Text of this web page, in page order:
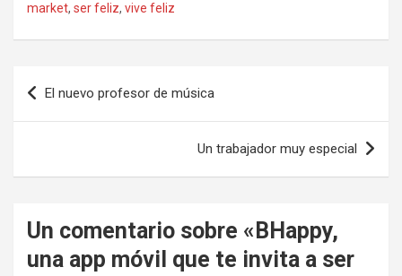
market, ser feliz, vive feliz
Navegación
de
El nuevo profesor de música
Un trabajador muy especial
Un comentario sobre « BHappy,
una app móvil que te invita a ser